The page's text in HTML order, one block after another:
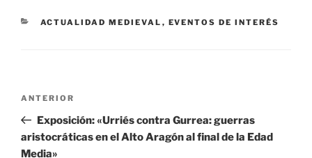
CATEGORÍAS
ACTUALIDAD MEDIEVAL , EVENTOS DE INTERÉS
entradas
Entrada
anterior:
ANTERIOR
Exposición: «Urriés contra Gurrea: guerras
aristocráticas en el Alto Aragón al final de la Edad
Media»